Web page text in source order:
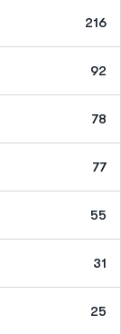
216
92
78
77
55
31
25